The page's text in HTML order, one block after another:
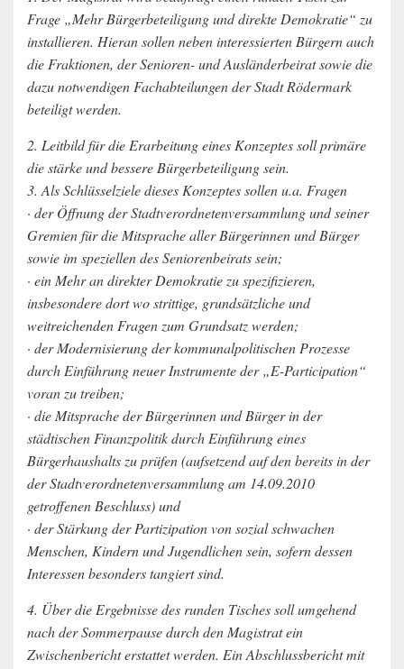
Frage „Mehr Bürgerbeteiligung und direkte Demokratie“ zu
installieren. Hieran sollen neben interessierten Bürgern auch
die Fraktionen, der Senioren- und Ausländerbeirat sowie die
dazu notwendigen Fachabteilungen der Stadt Rödermark
beteiligt werden.
2. Leitbild für die Erarbeitung eines Konzeptes soll primäre
die stärke und bessere Bürgerbeteiligung sein.
3. Als Schlüsselziele dieses Konzeptes sollen u.a. Fragen
· der Öffnung der Stadtverordnetenversammlung und seiner
Gremien für die Mitsprache aller Bürgerinnen und Bürger
sowie im speziellen des Seniorenbeirats sein;
· ein Mehr an direkter Demokratie zu spezifizieren,
insbesondere dort wo strittige, grundsätzliche und
weitreichenden Fragen zum Grundsatz werden;
· der Modernisierung der kommunalpolitischen Prozesse
durch Einführung neuer Instrumente der „E-Participation“
voran zu treiben;
· die Mitsprache der Bürgerinnen und Bürger in der
städtischen Finanzpolitik durch Einführung eines
Bürgerhaushalts zu prüfen (aufsetzend auf den bereits in der
der Stadtverordnetenversammlung am 14.09.2010
getroffenen Beschluss) und
· der Stärkung der Partizipation von sozial schwachen
Menschen, Kindern und Jugendlichen sein, sofern dessen
Interessen besonders tangiert sind.
4. Über die Ergebnisse des runden Tisches soll umgehend
nach der Sommerpause durch den Magistrat ein
Zwischenbericht erstattet werden. Ein Abschlussbericht mit